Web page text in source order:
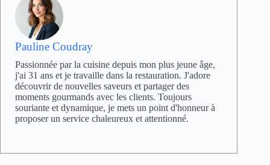
Pauline Coudray
Passionnée par la cuisine depuis mon plus jeune âge,
j'ai 31 ans et je travaille dans la restauration. J'adore
découvrir de nouvelles saveurs et partager des
moments gourmands avec les clients. Toujours
souriante et dynamique, je mets un point d'honneur à
proposer un service chaleureux et attentionné.